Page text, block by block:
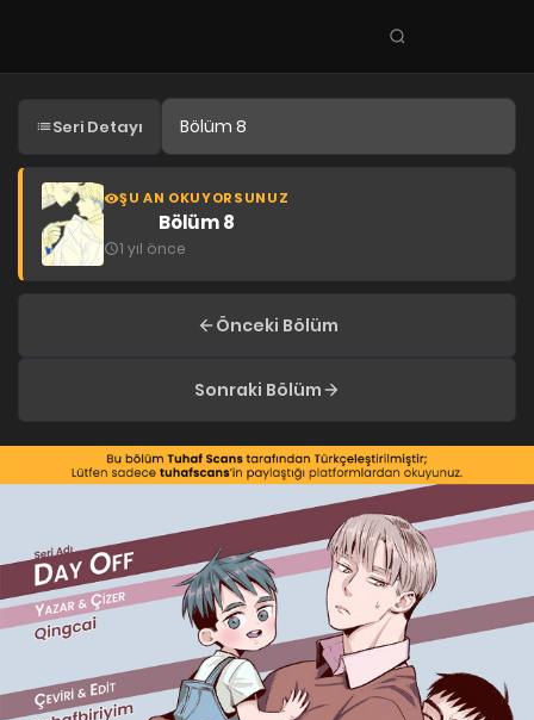
Seri
ara
KEŞFET
En Sevilenler
Trend Seriler
Tamamlanan Seriler
Planlanan Seriler
Yaoi
Yuri
Seri Detayı
ŞU AN OKUYORSUNUZ
Bölüm 8
1 yıl önce
Önceki Bölüm
Sonraki Bölüm